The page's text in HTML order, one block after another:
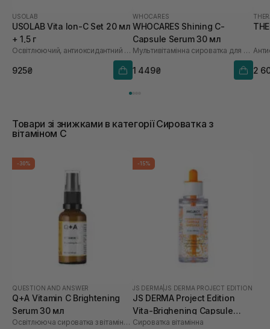
USOLAB
USOLAB Vita Ion-C Set 20 мл
+ 1,5 г
Освітлюючий, антиоксидантний та омолоджуючий набір
925₴
WHOCARES
WHOCARES Shining C-
Capsule Serum 30 мл
Мультивітамінна сироватка для обличчя з інкапсульованим вітаміном С
1 449₴ 2
Товари зі знижками в категорії Сироватка з
вітаміном С
-30%
QUESTION AND ANSWER
Q+A Vitamin C Brightening
Serum 30 мл
Освітлююча сироватка з вітаміном C
-15%
JS DERMA |JS DERMA PROJECT EDITION
JS DERMA Project Edition
Vita-Brighening Capsule
Ampoule 50 мл
Сироватка вітамінна